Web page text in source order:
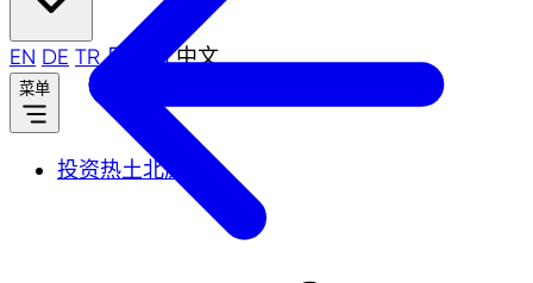
EN DE TR 日本語 中文
菜单
投资热土北威州